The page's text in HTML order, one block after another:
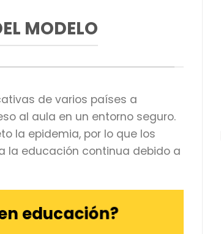
MODELO
de varios países a
al aula en un entorno seguro.
la epidemia, por lo que los
la educación continua debido a
educación?